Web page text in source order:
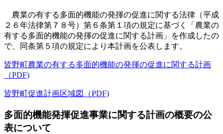
農業の有する多面的機能の発揮の促進に関する法律（平成
２６年法律第７８号）第６条第１項の規定に基づく「農業の
有する多面的機能の発揮の促進に関する計画」を作成したの
で、同条第５項の規定により本計画を公表します。
皆野町農業の有する多面的機能の発揮の促進に関する計画
（PDF)
皆野町促進計画区域図（PDF)
多面的機能発揮促進事業に関する計画の概要の公
表について